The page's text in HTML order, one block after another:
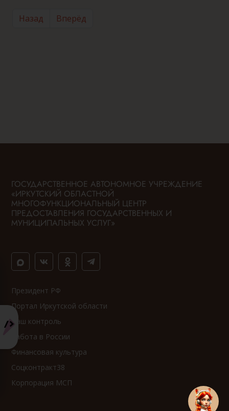
Назад Вперёд
ГОСУДАРСТВЕННОЕ АВТОНОМНОЕ УЧРЕЖДЕНИЕ
«ИРКУТСКИЙ ОБЛАСТНОЙ
МНОГОФУНКЦИОНАЛЬНЫЙ ЦЕНТР
ПРЕДОСТАВЛЕНИЯ ГОСУДАРСТВЕННЫХ И
МУНИЦИПАЛЬНЫХ УСЛУГ»
Президент РФ
Портал Иркутской области
Ваш контроль
Работа в России
Финансовая культура
Соцконтракт38
Корпорация МСП